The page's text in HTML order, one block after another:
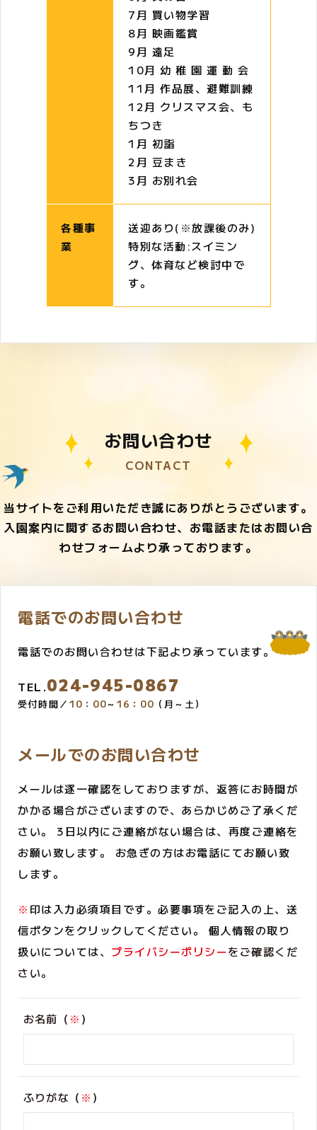
7月 買い物学習
8月 映画鑑賞
9月 遠足
10月 幼 稚 園 運 動 会
11月 作品展、避難訓練
12月 クリスマス会、も
ちつき
1月 初詣
2月 豆まき
3月 お別れ会
各種事
業
送迎あり(※放課後のみ)
特別な活動:スイミン
グ、体育など検討中で
す。
お問い合わせ
CONTACT
当サイトをご利用いただき誠にありがとうございます。
入園案内に関するお問い合わせ、お電話またはお問い合
わせフォームより承っております。
電話でのお問い合わせ
電話でのお問い合わせは下記より承っています。
TEL.024-945-0867
受付時間／ 10：00～ 16：00 （月～土）
メールでのお問い合わせ
メールは逐一確認をしておりますが、返答にお時間が
かかる場合がございますので、あらかじめご了承くだ
さい。 3日以内にご連絡がない場合は、再度ご連絡を
お願い致します。 お急ぎの方はお電話にてお願い致
します。
※ 印は入力必須項目です。必要事項をご記入の上、送
信ボタンをクリックしてください。 個人情報の取り
扱いについては、 プライバシーポリシーをご確認くだ
さい。
お名前（ ※ ）
ふりがな（ ※ ）